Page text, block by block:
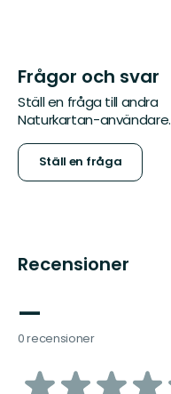
Frågor och svar
Ställ en fråga till andra
Naturkartan-användare.
Ställ en fråga
Recensioner
—
0 recensioner
av